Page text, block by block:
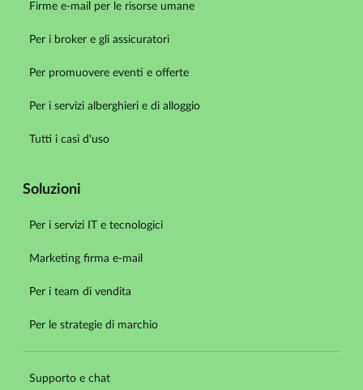
Firme e-mail per le risorse umane
Per i broker e gli assicuratori
Per promuovere eventi e offerte
Per i servizi alberghieri e di alloggio
Tutti i casi d'uso
Soluzioni
Per i servizi IT e tecnologici
Marketing firma e-mail
Per i team di vendita
Per le strategie di marchio
Supporto e chat